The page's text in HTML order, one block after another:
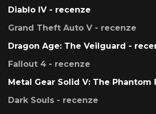
Diablo IV - recenze
Grand Theft Auto V - recenze
Dragon Age: The Veilguard -
Fallout 4 - recenze
Metal Gear Solid V: The Phantom
Dark Souls - recenze